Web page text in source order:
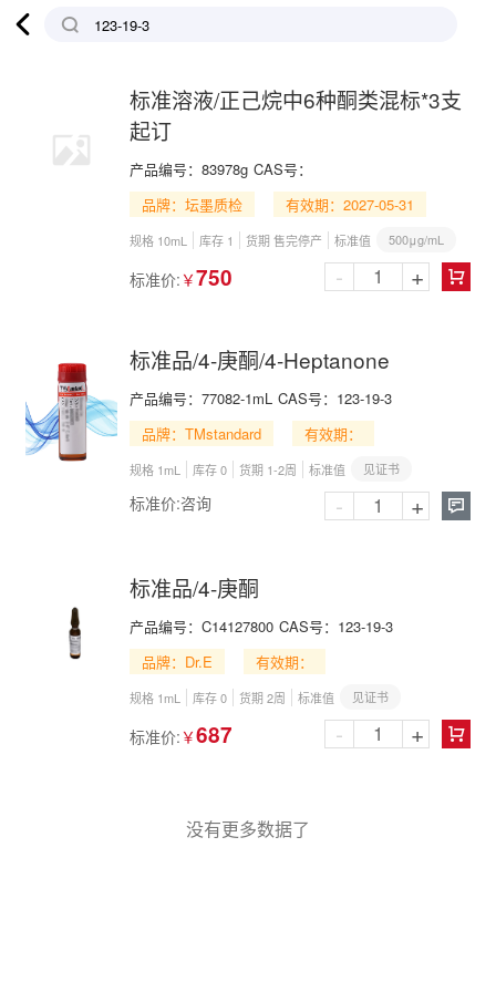

标准溶液/正己烷中6种酮类混标*3支
起订
产品编号： 83978g CAS号：
品牌：坛墨质检
有效期：2027-05-31
规格 10mL 库存 1 货期 售完停产 标准值 500μg/mL
标准价: ￥750 
- +
标准品/4-庚酮/4-Heptanone
产品编号： 77082-1mL CAS号： 123-19-3
品牌：TMstandard
有效期：
规格 1mL 库存 0 货期 1-2周 标准值 见证书
标准价:咨询 
- +
标准品/4-庚酮
产品编号： C14127800 CAS号： 123-19-3
品牌：Dr.E
有效期：
规格 1mL 库存 0 货期 2周 标准值 见证书
标准价: ￥687 
- +
没有更多数据了